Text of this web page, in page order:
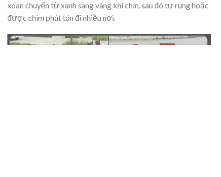
xoan chuyển từ xanh sang vàng khi chín, sau đó tự rụng hoặc
được chim phát tán đi nhiều nơi.